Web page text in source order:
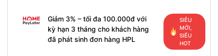
Giảm 3% – tối đa 100.000đ với
kỳ hạn 3 tháng cho khách hàng
đã phát sinh đơn hàng HPL
SIÊU
MỚI,
SIÊU
HOT